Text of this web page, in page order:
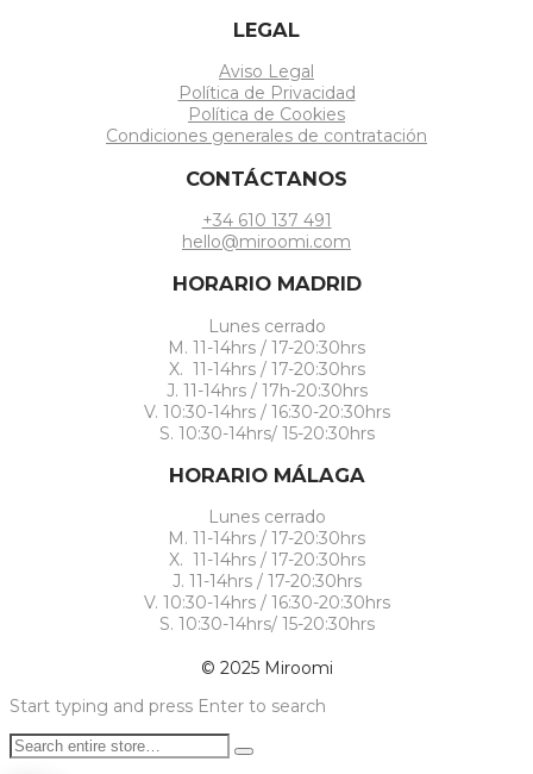
LEGAL
Aviso Legal
Política de Privacidad
Política de Cookies
Condiciones generales de contratación
CONTÁCTANOS
+34 610 137 491
hello@miroomi.com
HORARIO MADRID
Lunes cerrado
M. 11-14hrs / 17-20:30hrs
X. 11-14hrs / 17-20:30hrs
J. 11-14hrs / 17h-20:30hrs
V. 10:30-14hrs / 16:30-20:30hrs
S. 10:30-14hrs/ 15-20:30hrs
HORARIO MÁLAGA
Lunes cerrado
M. 11-14hrs / 17-20:30hrs
X. 11-14hrs / 17-20:30hrs
J. 11-14hrs / 17-20:30hrs
V. 10:30-14hrs / 16:30-20:30hrs
S. 10:30-14hrs/ 15-20:30hrs
© 2025 Miroomi
Start typing and press Enter to search